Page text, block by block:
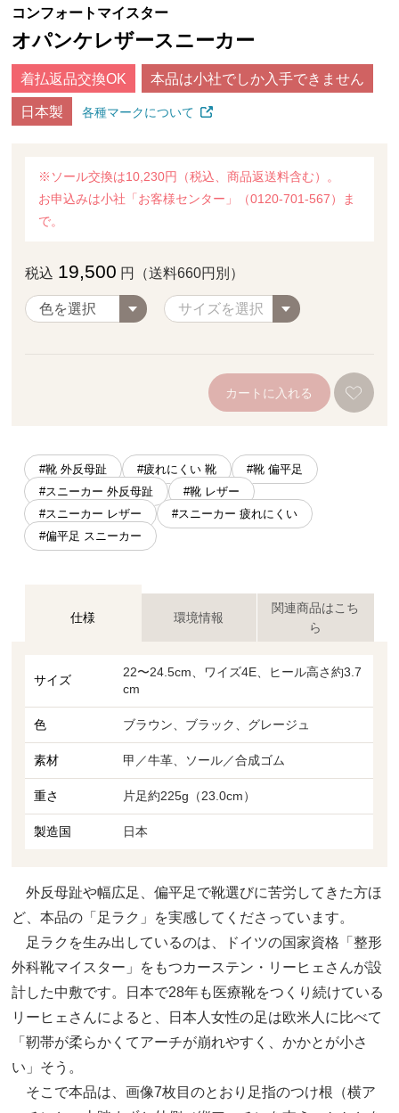
コンフォートマイスター
オパンケレザースニーカー
着払返品交換OK 本品は小社でしか入手できません
日本製 各種マークについて
※ソール交換は10,230円（税込、商品返送料含む）。
お申込みは小社「お客様センター」（0120-701-567）ま
で。
税込 19,500 円（送料660円別）
カートに入れる
#靴 外反母趾 #疲れにくい 靴
#靴 偏平足
#スニーカー 外反母趾
#靴 レザー
#スニーカー レザー
#スニーカー 疲れにくい
#偏平足 スニーカー
仕様 環境情報
関連商品はこち
ら
サイズ
22〜24.5cm、ワイズ4E、ヒール高さ約3.7
cm
色 ブラウン、ブラック、グレージュ
素材 甲／牛革、ソール／合成ゴム
重さ 片足約225g（23.0cm）
製造国 日本
外反母趾や幅広足、偏平足で靴選びに苦労してきた方ほ
ど、本品の「足ラク」を実感してくださっています。
足ラクを生み出しているのは、ドイツの国家資格「整形
外科靴マイスター」をもつカーステン・リーヒェさんが設
計した中敷です。日本で28年も医療靴をつくり続けている
リーヒェさんによると、日本人女性の足は欧米人に比べて
「靭帯が柔らかくてアーチが崩れやすく、かかとが小さ
い」そう。
そこで本品は、画像7枚目のとおり足指のつけ根（横ア